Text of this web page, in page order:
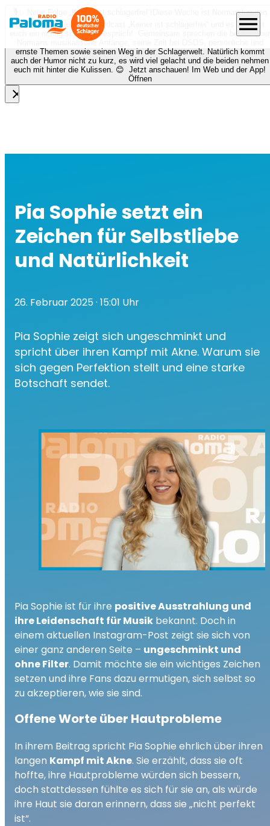
🎙️✨ Neue Folge „Keiner ist schlagerfrei“!
Diese Woche ist Norman Langen
bei Nora zu Gast beim Podcast „Keiner ist schlagerfrei“ und es erwartet
euch ein richtig schönes Gespräch! Gemeinsam sprechen die beiden über
Normans musikalische Anfänge, seine Zeit bei DSDS, persönliche und
ernste Themen sowie seinen Weg in der Schlagerwelt. Natürlich kommt
auch der Humor nicht zu kurz, es wird viel gelacht und die beiden nehmen
euch mit hinter die Kulissen. 😊 Jetzt anschauen! Im Web und der App!
Öffnen
close
menu
Pia Sophie setzt ein
Zeichen für Selbstliebe
und Natürlichkeit
26. Februar 2025· 15:01 Uhr
Pia Sophie zeigt sich ungeschminkt und
spricht über ihren Kampf mit Akne. Warum sie
sich gegen Perfektion stellt und eine starke
Botschaft sendet.
Pia Sophie ist für ihre positive Ausstrahlung und
ihre Leidenschaft für Musik bekannt. Doch in
einem aktuellen Instagram-Post zeigt sie sich von
einer ganz anderen Seite – ungeschminkt und
ohne Filter. Damit möchte sie ein wichtiges Zeichen
setzen und ihre Fans dazu ermutigen, sich selbst so
zu akzeptieren, wie sie sind.
Offene Worte über Hautprobleme
In ihrem Beitrag spricht Pia Sophie ehrlich über ihren
langen Kampf mit Akne. Sie erzählt, dass sie oft
hoffte, ihre Hautprobleme würden sich bessern,
doch stattdessen fühlte es sich für sie an, als würde
ihre Haut sie daran erinnern, dass sie „nicht perfekt
ist“.